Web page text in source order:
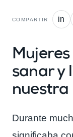
COMPARTIR in
sanar y
nuestra
Durante